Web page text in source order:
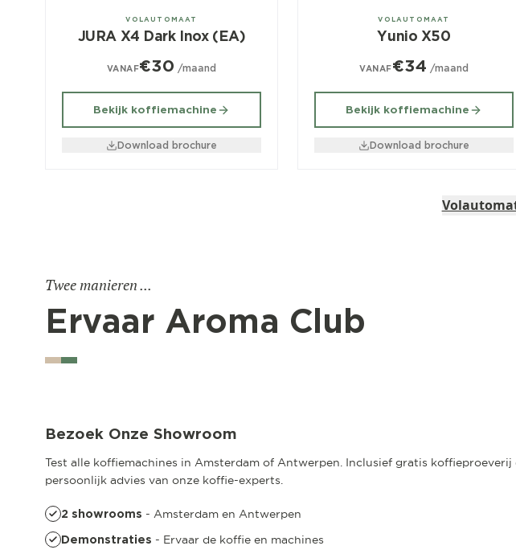
VOLAUTOMAAT
JURA X4 Dark Inox (EA)
VANAF€30 /maand
Bekijk koffiemachine
Download brochure
VOLAUTOMAAT
Yunio X50
VANAF€34 /maand
Bekijk koffiemachine
Download brochure
Twee manieren ...
Ervaar Aroma Club
Amsterdam
Bezoek Onze Showroom
Test alle koffiemachines in Amsterdam of Antwerpen. Inclusief gratis koffieproeverij
persoonlijk advies van onze koffie-experts.
2 showrooms - Amsterdam en Antwerpen
Demonstraties - Ervaar de koffie en machines